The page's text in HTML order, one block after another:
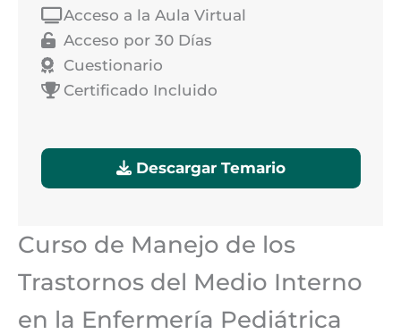
Curso de Manejo de los
Trastornos del Medio Interno
en la Enfermería Pediátrica
Acceso a la Aula Virtual
Acceso por 30 Días
Cuestionario
Certificado Incluido
Descargar Temario